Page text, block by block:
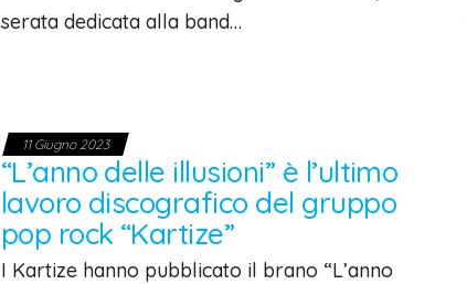
serata dedicata alla band…
11 Giugno 2023
“L’anno delle illusioni” è l’ultimo
lavoro discografico del gruppo
pop rock “Kartize”
I Kartize hanno pubblicato il brano “L’anno